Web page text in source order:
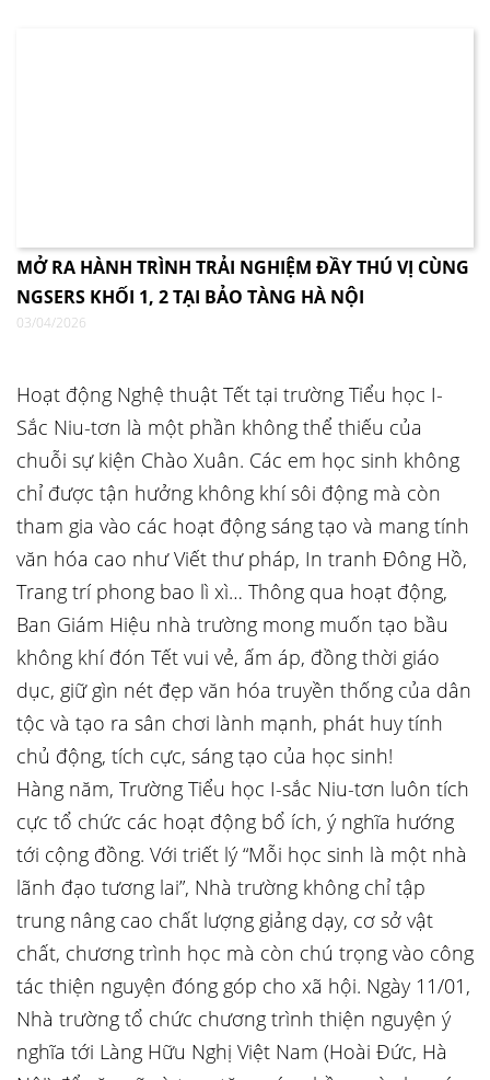
MỞ RA HÀNH TRÌNH TRẢI NGHIỆM ĐẦY THÚ VỊ CÙNG
NGSERS KHỐI 1, 2 TẠI BẢO TÀNG HÀ NỘI
03/04/2026
Hoạt động Nghệ thuật Tết tại trường Tiểu học I-
Sắc Niu-tơn là một phần không thể thiếu của
chuỗi sự kiện Chào Xuân. Các em học sinh không
chỉ được tận hưởng không khí sôi động mà còn
tham gia vào các hoạt động sáng tạo và mang tính
văn hóa cao như Viết thư pháp, In tranh Đông Hồ,
Trang trí phong bao lì xì… Thông qua hoạt động,
Ban Giám Hiệu nhà trường mong muốn tạo bầu
không khí đón Tết vui vẻ, ấm áp, đồng thời giáo
dục, giữ gìn nét đẹp văn hóa truyền thống của dân
tộc và tạo ra sân chơi lành mạnh, phát huy tính
chủ động, tích cực, sáng tạo của học sinh!
Hàng năm, Trường Tiểu học I-sắc Niu-tơn luôn tích
cực tổ chức các hoạt động bổ ích, ý nghĩa hướng
tới cộng đồng. Với triết lý “Mỗi học sinh là một nhà
lãnh đạo tương lai”, Nhà trường không chỉ tập
trung nâng cao chất lượng giảng dạy, cơ sở vật
chất, chương trình học mà còn chú trọng vào công
tác thiện nguyện đóng góp cho xã hội. Ngày 11/01,
Nhà trường tổ chức chương trình thiện nguyện ý
nghĩa tới Làng Hữu Nghị Việt Nam (Hoài Đức, Hà